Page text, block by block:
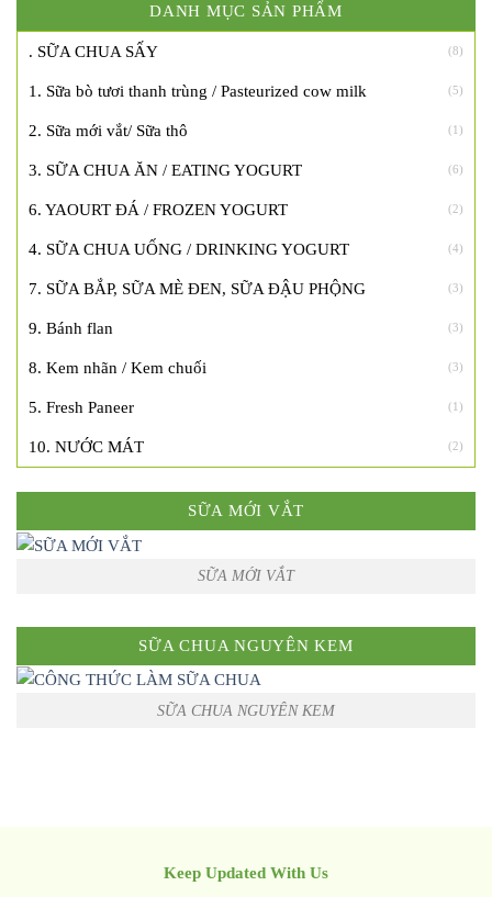
DANH MỤC SẢN PHẨM
. SỮA CHUA SẤY (8)
1. Sữa bò tươi thanh trùng / Pasteurized cow milk (5)
2. Sữa mới vắt/ Sữa thô (1)
3. SỮA CHUA ĂN / EATING YOGURT (6)
6. YAOURT ĐÁ / FROZEN YOGURT (2)
4. SỮA CHUA UỐNG / DRINKING YOGURT (4)
7. SỮA BẮP, SỮA MÈ ĐEN, SỮA ĐẬU PHỘNG (3)
9. Bánh flan (3)
8. Kem nhãn / Kem chuối (3)
5. Fresh Paneer (1)
10. NƯỚC MÁT (2)
SỮA MỚI VẮT
SỮA MỚI VẮT
SỮA CHUA NGUYÊN KEM
SỮA CHUA NGUYÊN KEM
Keep Updated With Us